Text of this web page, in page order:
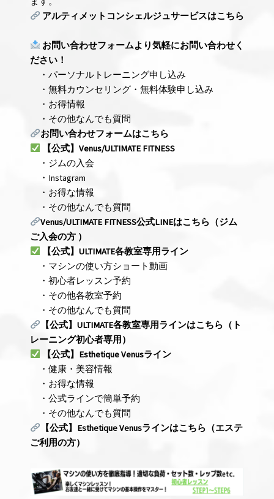
アルティメットコンシェルジュサービスはこちら
お問い合わせフォームより気軽にお問い合わせく
ださい！
・パーソナルトレーニング申し込み
・無料カウンセリング・無料体験申し込み
・お得情報
・その他なんでも質問
お問い合わせフォームはこちら
【公式】Venus/ULTIMATE FITNESS
・ジムの入会
・Instagram
・お得な情報
・その他なんでも質問
Venus/ULTIMATE FITNESS公式LINEはこちら （ジム
ご入会の方 ）
【公式】ULTIMATE各教室専用ライン
・マシンの使い方ショート動画
・初心者レッスン予約
・その他各教室予約
・その他なんでも質問
【公式】ULTIMATE各教室専用ラインはこちら （ト
レーニング初心者専用）
【公式】Esthetique Venusライン
・健康・美容情報
・お得な情報
・公式ラインで簡単予約
・その他なんでも質問
【公式】Esthetique Venusラインはこちら （エステ
ご利用の方）